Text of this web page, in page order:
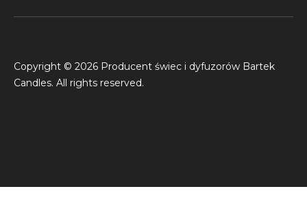
Copyright © 2026 Producent świec i dyfuzorów Bartek
Candles. All rights reserved.